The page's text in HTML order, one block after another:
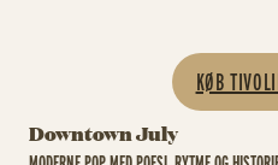
Downtown July
KØB